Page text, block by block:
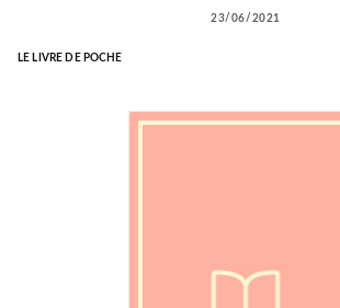
23/06/2021
LE LIVRE DE POCHE